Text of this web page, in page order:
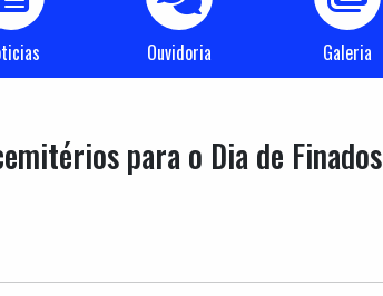
Ouvidoria Galeria
para o Dia de Finados